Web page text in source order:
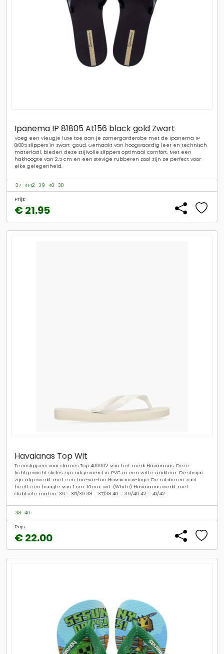
Ipanema IP 81805 At156 black gold Zwart
Voeg een vleugje luxe toe aan je zomergarderobe met de Ipanema IP
81805 slippers in zwart-goud. Gemaakt van hoogwaardig leer en technisch
materiaal, bieden deze stijlvolle slippers optimaal comfort. Met een
hakhoogte van 2.5 cm en een stevige rubberen zool zijn ze perfect voor
elke gelegenheid.
37 4142 39 40 38
Prijs:
€ 21.95
Havaianas Top Wit
Teenslippers voor dames Top 400002 van het merk Havaianas. Deze
lichtgewicht slides zijn uitgevoerd in PVC in een witte unikleur. De straps
zijn afgewerkt met een ton-sur-ton Havaianas-logo. De rubberen zool
heeft een hoogte van 1 cm. Kleur: wit. (White) Havaianas werkt met
dubbele maten: 36 = 35/36 38 = 37/38 40 = 39/40 42 = 41/42.
38 40
Prijs:
€ 22.00